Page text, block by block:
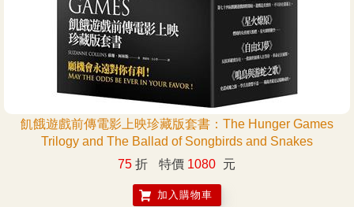
飢餓遊戲前傳電影上映珍藏版套書：The Hunger Games
Trilogy and The Ballad of Songbirds and Snakes
75 折 特價 1080 元
加入購物車